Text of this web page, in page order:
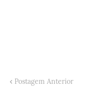
Postagem Anterior